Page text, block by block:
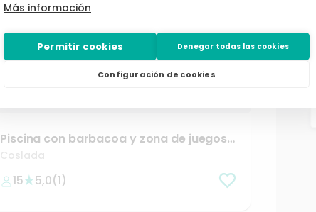
Más información
Permitir cookies Denegar todas las cookies
Configuración de cookies
Piscina con barbacoa y zona de juegos
en
Coslada
Coslada
15 5,0(1)